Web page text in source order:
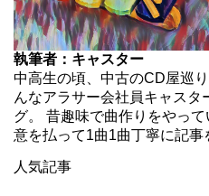
執筆者：キャスター
中高生の頃、中古のCD屋巡
んなアラサー会社員キャスタ
グ。 昔趣味で曲作りをやっ
意を払って1曲1曲丁寧に記事
人気記事